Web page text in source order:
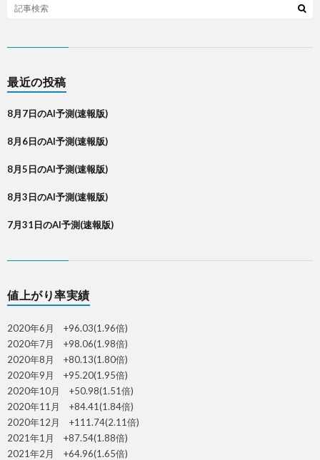
最近の投稿
8月7日のAI予測(速報版)
8月6日のAI予測(速報版)
8月5日のAI予測(速報版)
8月3日のAI予測(速報版)
7月31日のAI予測(速報版)
値上がり率実績
2020年6月 +96.03(1.96倍)
2020年7月 +98.06(1.98倍)
2020年8月 +80.13(1.80倍)
2020年9月 +95.20(1.95倍)
2020年10月 +50.98(1.51倍)
2020年11月 +84.41(1.84倍)
2020年12月 +111.74(2.11倍)
2021年1月 +87.54(1.88倍)
2021年2月 +64.96(1.65倍)